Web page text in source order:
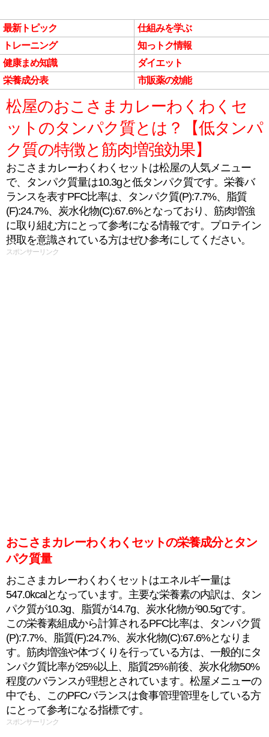
最新トピック
仕組みを学ぶ
トレーニング
知っトク情報
健康まめ知識
ダイエット
栄養成分表
市販薬の効能
松屋のおこさまカレーわくわくセ
ットのタンパク質とは？【低タンパ
ク質の特徴と筋肉増強効果】
おこさまカレーわくわくセットは松屋の人気メニュー
で、タンパク質量は10.3gと低タンパク質です。栄養バ
ランスを表すPFC比率は、タンパク質(P):7.7%、脂質
(F):24.7%、炭水化物(C):67.6%となっており、筋肉増強
に取り組む方にとって参考になる情報です。プロテイン
摂取を意識されている方はぜひ参考にしてください。
スポンサーリンク
おこさまカレーわくわくセットの栄養成分とタン
パク質量
おこさまカレーわくわくセットはエネルギー量は
547.0kcalとなっています。主要な栄養素の内訳は、タン
パク質が10.3g、脂質が14.7g、炭水化物が90.5gです。
この栄養素組成から計算されるPFC比率は、タンパク質
(P):7.7%、脂質(F):24.7%、炭水化物(C):67.6%となりま
す。筋肉増強や体づくりを行っている方は、一般的にタ
ンパク質比率が25%以上、脂質25%前後、炭水化物50%
程度のバランスが理想とされています。松屋メニューの
中でも、このPFCバランスは食事管理管理をしている方
にとって参考になる指標です。
スポンサーリンク